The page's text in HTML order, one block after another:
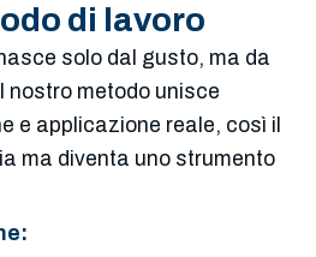
di lavoro
solo dal gusto, ma da
nostro metodo unisce
e applicazione reale, così il
ma diventa uno strumento